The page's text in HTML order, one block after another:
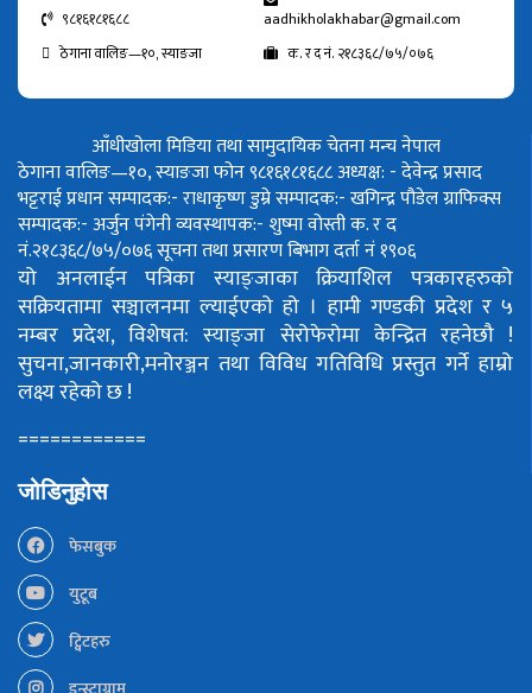
९८१६१८१६८८
aadhikholakhabar@gmail.com
ठेगाना वालिङ—१०, स्याङजा
क. र द नं. २१८३६८/७५/०७६
आँधीखोला मिडिया तथा सामुदायिक चेतना मन्च नेपाल
ठेगाना वालिङ—१०, स्याङजा फोन ९८१६१८१६८८अध्यक्ष: - देवेन्द्र प्रसाद
भट्टराईप्रधान सम्पादक:- राधाकृष्ण डुम्रेसम्पादक:- खगिन्द्र पौडेलग्राफिक्स
सम्पादक:- अर्जुन पंगेनीव्यवस्थापक:- शुष्मा वोस्तीक. र द
नं.२१८३६८/७५/०७६सूचना तथा प्रसारण बिभाग दर्ता नं १९०६
यो अनलाईन पत्रिका स्याङ्जाका क्रियाशिल पत्रकारहरुको
सक्रियतामा सञ्चालनमा ल्याईएको हो । हामी गण्डकी प्रदेश र ५
नम्बर प्रदेश, विशेषत: स्याङ्जा सेरोफेरोमा केन्द्रित रहनेछौ !
सुचना,जानकारी,मनोरञ्जन तथा विविध गतिविधि प्रस्तुत गर्ने हाम्रो
लक्ष्य रहेको छ !
============
जोडिनुहोस
फेसबुक
युटूब
ट्विटहरु